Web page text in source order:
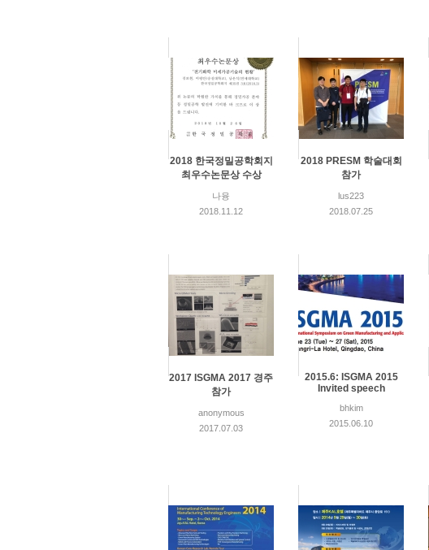
2018 한국정밀공학회지
최우수논문상 수상
나융
2018.11.12
2018 PRESM 학술대회
참가
lus223
2018.07.25
2017 ISGMA 2017 경주
참가
anonymous
2017.07.03
2015.6: ISGMA 2015
Invited speech
bhkim
2015.06.10